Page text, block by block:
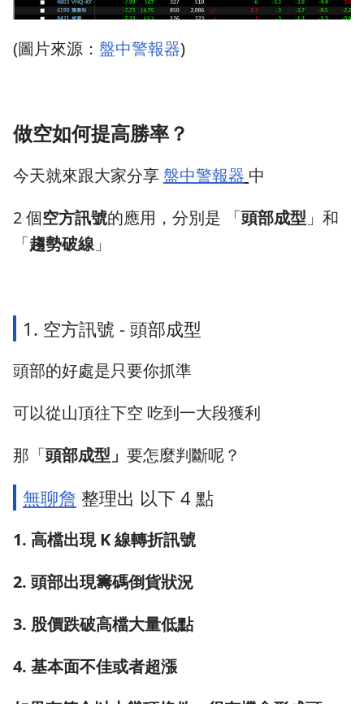
(圖片來源： 盤中警報器)
做空如何提高勝率？
今天就來跟大家分享 盤中警報器 中
2 個空方訊號的應用，分別是 「頭部成型 」和
「趨勢破線」
1. 空方訊號 - 頭部成型
頭部的好處是只要你抓準
可以從山頂往下空 吃到一大段獲利
那「頭部成型」 要怎麼判斷呢？
無聊詹 整理出 以下 4 點
1. 高檔出現 K 線轉折訊號
2. 頭部出現籌碼倒貨狀況
3. 股價跌破高檔大量低點
4. 基本面不佳或者超漲